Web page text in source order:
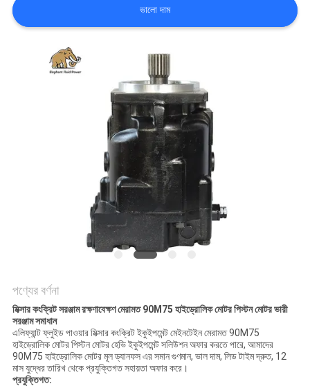
কেস
ভালো দাম
পণ্যের বর্ণনা
মিক্সার কংক্রিট সরঞ্জাম রক্ষণাবেক্ষণ মেরামত 90M75 হাইড্রোলিক মোটর পিস্টন মোটর ভারী
সরঞ্জাম সমাধান
এলিফ্যান্ট ফ্লুইড পাওয়ার মিক্সার কংক্রিট ইকুইপমেন্ট মেইনটেইন মেরামত 90M75
হাইড্রোলিক মোটর পিস্টন মোটর হেভি ইকুইপমেন্ট সলিউশন অফার করতে পারে, আমাদের
90M75 হাইড্রোলিক মোটর মূল ড্যানফস এর সমান গুণমান, ভাল দাম, লিড টাইম দ্রুত, 12
মাস যুদ্ধের তারিখ থেকে প্রযুক্তিগত সহায়তা অফার করে।
প্রযুক্তিগত: